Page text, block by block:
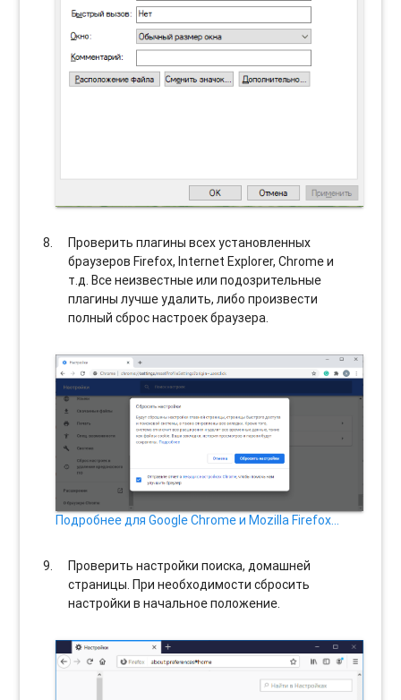
Проверить плагины всех установленных
браузеров Firefox, Internet Explorer, Chrome и
т.д. Все неизвестные или подозрительные
плагины лучше удалить, либо произвести
полный сброс настроек браузера.
Подробнее для Google Chrome и Mozilla Firefox…
Проверить настройки поиска, домашней
страницы. При необходимости сбросить
настройки в начальное положение.